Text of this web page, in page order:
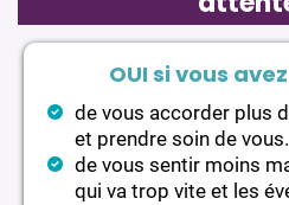
OUI si vous
de vous accorder plus
et prendre soin de vous.
de vous sentir moins
qui va trop vite et les